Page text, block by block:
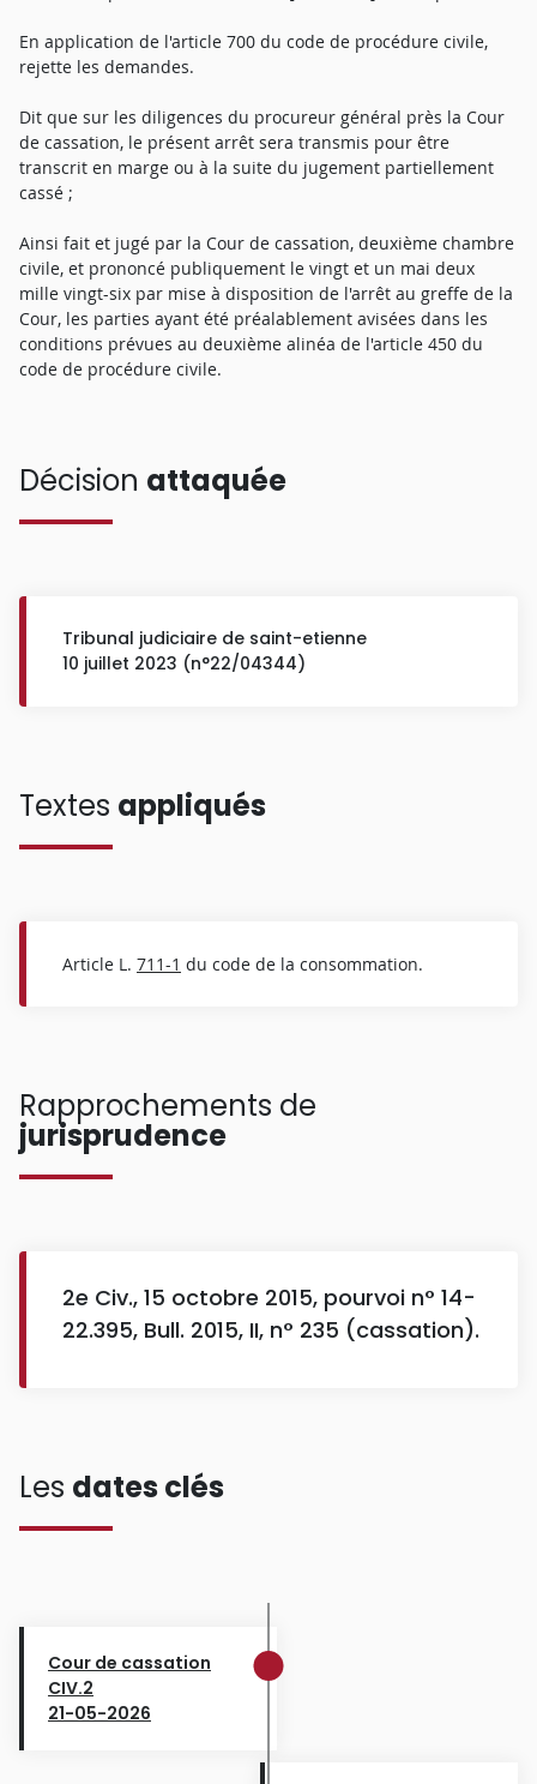
En application de l'article 700 du code de procédure civile,
rejette les demandes.
Dit que sur les diligences du procureur général près la Cour
de cassation, le présent arrêt sera transmis pour être
transcrit en marge ou à la suite du jugement partiellement
cassé ;
Ainsi fait et jugé par la Cour de cassation, deuxième chambre
civile, et prononcé publiquement le vingt et un mai deux
mille vingt-six par mise à disposition de l'arrêt au greffe de la
Cour, les parties ayant été préalablement avisées dans les
conditions prévues au deuxième alinéa de l'article 450 du
code de procédure civile.
Décision attaquée
Tribunal judiciaire de saint-etienne
10 juillet 2023 (n°22/04344)
Textes appliqués
Article L. 711-1 du code de la consommation.
Rapprochements de
jurisprudence
2e Civ., 15 octobre 2015, pourvoi n° 14-
22.395, Bull. 2015, II, n° 235 (cassation).
Les dates clés
Cour de cassation
CIV.2
21-05-2026